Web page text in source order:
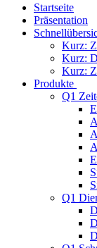
Startseite
Präsentation
Kurz:
Kurz:
Kurz:
Produkte
Q1
Q1